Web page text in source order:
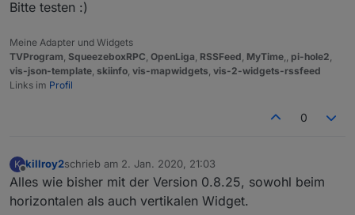
Bitte testen :)
Meine Adapter und Widgets
TVProgram SqueezeboxRPC OpenLiga RSSFeed MyTime pi-hole2
vis-json-template skiinfo vis-mapwidgets vis-2-widgets-rssfeed
Links im Profil
0
K
Offline
killroy2schrieb am 2. Jan. 2020, 21:03
zuletzt editiert von
Alles wie bisher mit der Version 0.8.25, sowohl beim
horizontalen als auch vertikalen Widget.